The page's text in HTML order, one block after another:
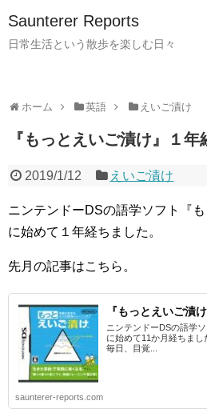
Saunterer Reports
日常生活という散歩を楽しむ日々
ホーム 英語 えいご漬け
『もっとえいご漬け』１年
2019/1/12 えいご漬け
ニンテンドーDSの語学ソフト『
に始めて１年経ちました。
先月の記事はこちら。
『もっとえいご漬
ニンテンドーDSの語学
に始めて11か月経ちま
毎日、目覚...
saunterer-reports.com